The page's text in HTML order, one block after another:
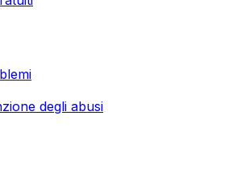
degli abusi